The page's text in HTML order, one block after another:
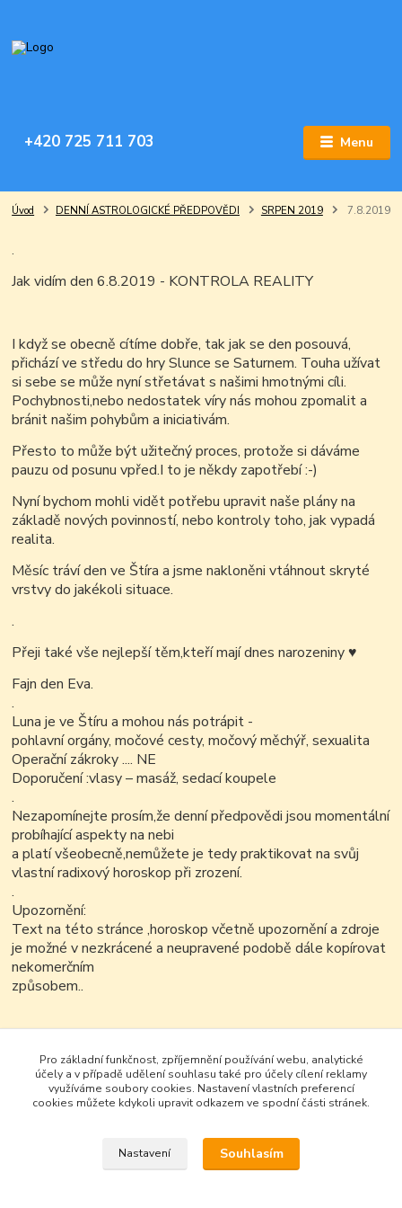
Menu
+420 725 711 703
Úvod DENNÍ ASTROLOGICKÉ PŘEDPOVĚDI SRPEN 2019 7.8.2019
.
Jak vidím den 6.8.2019 - KONTROLA REALITY
I když se obecně cítíme dobře, tak jak se den posouvá,
přichází ve středu do hry Slunce se Saturnem. Touha užívat
si sebe se může nyní střetávat s našimi hmotnými cíli.
Pochybnosti,nebo nedostatek víry nás mohou zpomalit a
bránit našim pohybům a iniciativám.
Přesto to může být užitečný proces, protože si dáváme
pauzu od posunu vpřed.I to je někdy zapotřebí :-)
Nyní bychom mohli vidět potřebu upravit naše plány na
základě nových povinností,nebo kontroly toho, jak vypadá
realita.
Měsíc tráví den ve Štíra a jsme nakloněni vtáhnout skryté
vrstvy do jakékoli situace.
.
Přeji také vše nejlepší těm,kteří mají dnes narozeniny♥
Fajn den Eva.
.
Luna je ve Štíru a mohou nás potrápit -
pohlavní orgány, močové cesty, močový měchýř, sexualita
Operační zákroky .... NE
Doporučení :vlasy – masáž, sedací koupele
.
Nezapomínejte prosím,že denní předpovědi jsou momentální
probíhající aspekty na nebi
a platí všeobecně,nemůžete je tedy praktikovat na svůj
vlastní radixový horoskop při zrození.
.
Upozornění:
Text na této stránce ,horoskop včetně upozornění a zdroje
je možné v nezkrácené a neupravené podobě dále kopírovat
nekomerčním
způsobem..
Pro základní funkčnost, zpříjemnění používání webu, analytické
účely a v případě udělení souhlasu také pro účely cílení reklamy
využíváme soubory cookies. Nastavení vlastních preferencí
cookies můžete kdykoli upravit odkazem ve spodní části stránek.
Nastavení Souhlasím